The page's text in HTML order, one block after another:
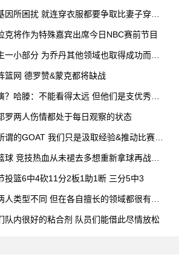
所困扰 就连穿衣服都要争取比妻子穿得
克将作为特殊嘉宾出席今日NBC赛前节目
一小部分 为乔丹其他领域也取得成功而自
篮网 德罗赞&蒙克都将缺战
？哈滕：不能看得太远 但他们是支优秀球
罗两人伤情都处于每日观察的状态
的GOAT 我们只是汲取经验&推动比赛发
竞技热血从未褪去多想重新拿球再战一
投篮6中4砍11分2板1助1断 三分5中3
人类型不同 但在各自擅长的领域都很有效
队内很好的粘合剂 队员们能借此尽情放松